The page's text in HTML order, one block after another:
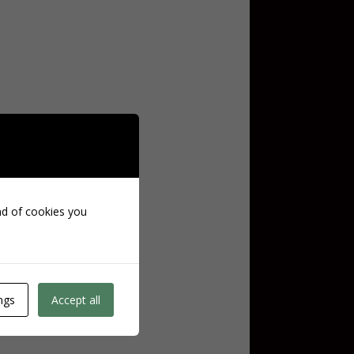
of cookies you
Accept all